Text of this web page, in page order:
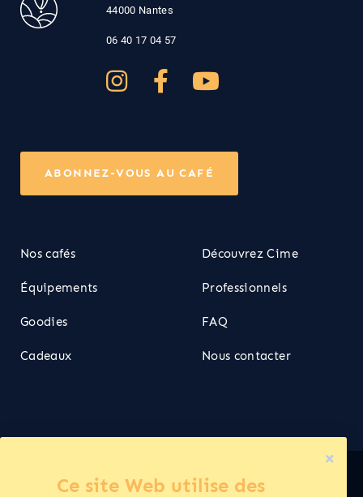
Ce site Web utilise des
44000 Nantes
06 40 17 04 57
Nos cafés
Équipements
Goodies
Cadeaux
Découvrez Cime
Professionnels
FAQ
Nous contacter
ABONNEZ-VOUS AU CAFÉ
Cime ©2026